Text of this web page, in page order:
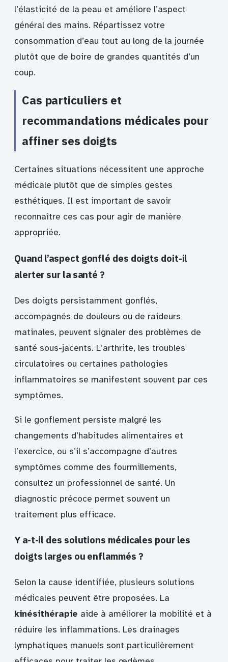
l’élasticité de la peau et améliore l’aspect
général des mains. Répartissez votre
consommation d’eau tout au long de la journée
plutôt que de boire de grandes quantités d’un
coup.
Cas particuliers et
recommandations médicales pour
affiner ses doigts
Certaines situations nécessitent une approche
médicale plutôt que de simples gestes
esthétiques. Il est important de savoir
reconnaître ces cas pour agir de manière
appropriée.
Quand l’aspect gonflé des doigts doit-il
alerter sur la santé ?
Des doigts persistamment gonflés,
accompagnés de douleurs ou de raideurs
matinales, peuvent signaler des problèmes de
santé sous-jacents. L’arthrite, les troubles
circulatoires ou certaines pathologies
inflammatoires se manifestent souvent par ces
symptômes.
Si le gonflement persiste malgré les
changements d’habitudes alimentaires et
l’exercice, ou s’il s’accompagne d’autres
symptômes comme des fourmillements,
consultez un professionnel de santé. Un
diagnostic précoce permet souvent un
traitement plus efficace.
Y a-t-il des solutions médicales pour les
doigts larges ou enflammés ?
Selon la cause identifiée, plusieurs solutions
médicales peuvent être proposées. La
kinésithérapie aide à améliorer la mobilité et à
réduire les inflammations. Les drainages
lymphatiques manuels sont particulièrement